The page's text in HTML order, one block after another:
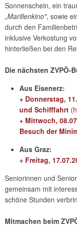
Sonnenschein, ein
„Marillenkino", sowie
durch den
inklusive Verkostung
hinterließen bei den
Die nächsten ZVPÖ-
Aus Eisenerz:
+ Donnerstag,
und Schifffahrt
+ Mittwoch,
Besuch der
Aus Graz:
+ Freitag,
Seniorinnen und
gemeinsam mit
schöne Stunden
Mitmachen beim